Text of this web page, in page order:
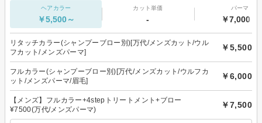
ヘアカラー
￥5,500～
カット単価
-
パーマ
￥7,000～
リタッチカラー(シャンプーブロー別)[万代/メンズカット/ウル
フカット/メンズパーマ]
￥5,500
フルカラー(シャンプーブロー別)[万代/メンズカット/ウルフカ
ット/メンズパーマ/眉毛]
￥6,000
【メンズ】フルカラー+4stepトリートメント+ブロー
¥7500(万代/メンズパーマ)
￥7,500